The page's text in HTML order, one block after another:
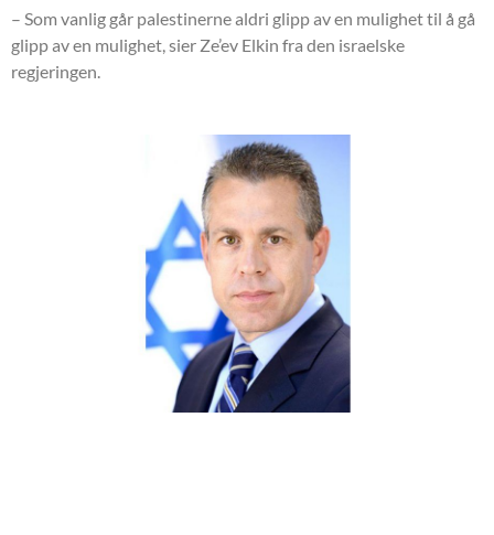
– Som vanlig går palestinerne aldri glipp av en mulighet til å gå
glipp av en mulighet, sier Ze’ev Elkin fra den israelske
regjeringen.